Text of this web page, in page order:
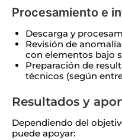
Procesamiento e
Descarga y
Revisión de
con elementos bajo
Preparación de
técnicos (según
Resultados y
Dependiendo del
puede apoyar: